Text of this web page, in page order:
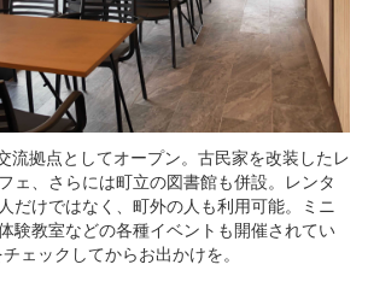
流拠点としてオープン。古民家を改装したレ
ェ、さらには町立の図書館も併設。レンタ
だけではなく、町外の人も利用可能。ミニ
験教室などの各種イベントも開催されてい
ェックしてからお出かけを。